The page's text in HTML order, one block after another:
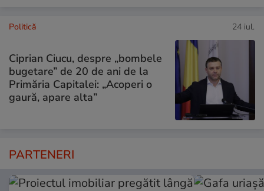
Politică 24 iul.
Ciprian Ciucu, despre „bombele
bugetare” de 20 de ani de la
Primăria Capitalei: „Acoperi o
gaură, apare alta”
PARTENERI